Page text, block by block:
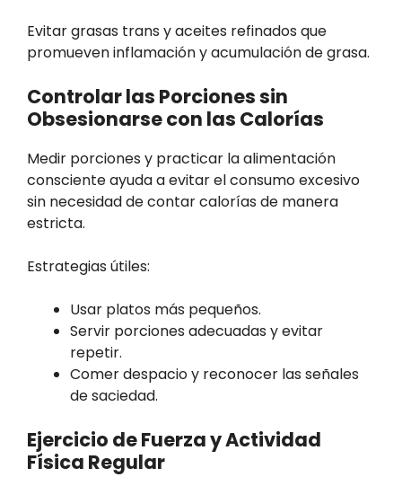
Evitar grasas trans y aceites refinados que
promueven inflamación y acumulación de grasa.
Controlar las Porciones sin
Obsesionarse con las Calorías
Medir porciones y practicar la alimentación
consciente ayuda a evitar el consumo excesivo
sin necesidad de contar calorías de manera
estricta.
Estrategias útiles:
Usar platos más pequeños.
Servir porciones adecuadas y evitar
repetir.
Comer despacio y reconocer las señales
de saciedad.
Ejercicio de Fuerza y Actividad
Física Regular